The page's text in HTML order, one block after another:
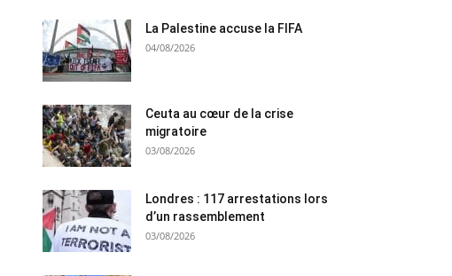
La Palestine accuse la FIFA
04/08/2026
Ceuta au cœur de la crise
migratoire
03/08/2026
Londres : 117 arrestations lors
d’un rassemblement
03/08/2026